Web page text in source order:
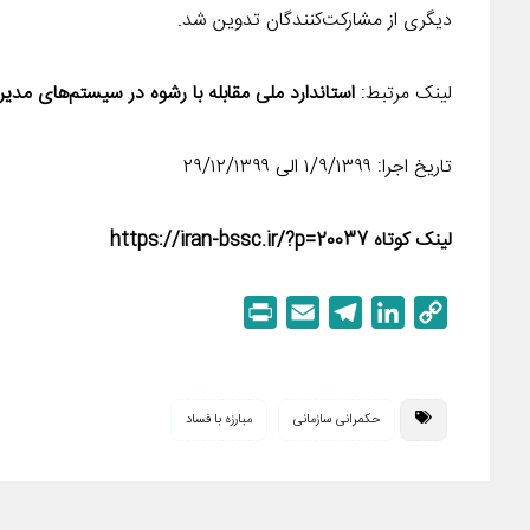
دیگری از مشارکت‌کنندگان تدوین شد.
لینک مرتبط: استاندارد ملی مقابله با رشوه در سیستم‌های
تاریخ اجرا: ۱/۹/۱۳۹۹ الی ۲۹/۱۲/۱۳۹۹
لینک کوتاه https://iran-bssc.ir/?p=20037
L
k
e
e
g
n
t
حکمرانی سازمانی مبارزه با فساد